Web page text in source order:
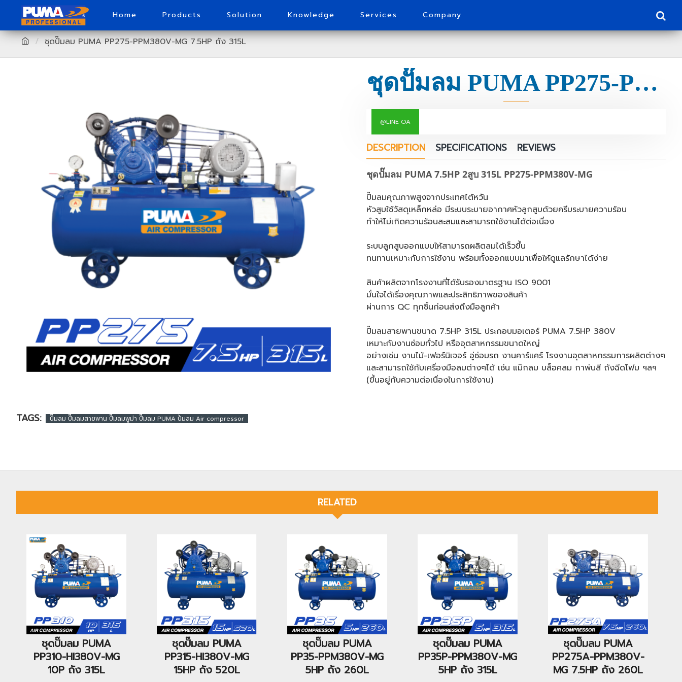
Home Products Solution Knowledge Services Company
ชุดปั๊มลม PUMA PP275-PPM380V-MG 7.5HP ถัง 315L
ชุดปั๊มลม PUMA PP275-PPM380V-MG 7.5HP ถัง 315L
DESCRIPTION SPECIFICATIONS REVIEWS
ชุดปั๊มลม PUMA 7.5HP 2สูบ 315L PP275-PPM380V-MG
ปั๊มลมคุณภาพสูงจากประเทศไต้หวัน
หัวสูบใช้วัสดุเหล็กหล่อ มีระบบระบายอากาศหัวลูกสูบด้วยครีบระบายความร้อน
ทำให้ไม่เกิดความร้อนสะสมและสามารถใช้งานได้ต่อเนื่อง
ระบบลูกสูบออกแบบให้สามารถผลิตลมได้เร็วขึ้น
ทนทานเหมาะกับการใช้งาน พร้อมทั้งออกแบบมาเพื่อให้ดูแลรักษาได้ง่าย
สินค้าผลิตจากโรงงานที่ได้รับรองมาตรฐาน ISO 9001
มั่นใจได้เรื่องคุณภาพและประสิทธิภาพของสินค้า
ผ่านการ QC ทุกชิ้นก่อนส่งถึงมือลูกค้า
ปั๊มลมสายพานขนาด 7.5HP 315L ประกอบมอเตอร์ PUMA 7.5HP 380V
เหมาะกับงานซ่อมทั่วไป หรืออุตสาหกรรมขนาดใหญ่
อย่างเช่น งานไม้-เฟอร์นิเจอร์ อู่ซ่อมรถ งานคาร์แคร์ โรงงานอุตสาหกรรมการผลิตต่างๆ
และสามารถใช้กับเครื่องมือลมต่างๆได้ เช่น แม๊กลม บล็อคลม กาพ่นสี ถังฉีดโฟม ฯลฯ
(ขึ้นอยู่กับความต่อเนื่องในการใช้งาน)
@LINE OA
TAGS: ปั๊มลม ปั๊มลมสายพาน ปั๊มลมพูม่า ปั๊มลม PUMA ปั้มลม Air compressor
RELATED
ชุดปั๊มลม PUMA
PP310-HI380V-MG
10P ถัง 315L
ชุดปั๊มลม PUMA
PP315-HI380V-MG
15HP ถัง 520L
ชุดปั๊มลม PUMA
PP35-PPM380V-MG
5HP ถัง 260L
ชุดปั๊มลม PUMA
PP35P-PPM380V-MG
5HP ถัง 315L
ชุดปั๊มลม PUMA
PP275A-PPM380V-
MG 7.5HP ถัง 260L